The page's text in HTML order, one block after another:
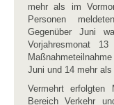
mehr als im
Personen
Gegenüber Juni
Vorjahresmonat
Juni und 14 mehr als
Vermehrt erfolgten
Bereich Verkehr